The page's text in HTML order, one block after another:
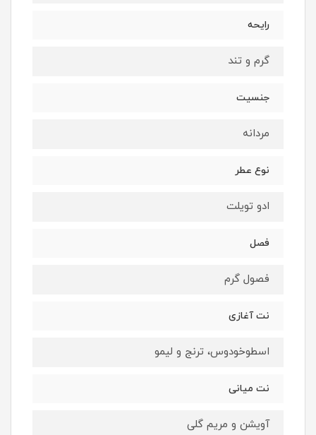
رایحه
گرم و تند
جنسیت
مردانه
نوع عطر
ادو تویلت
فصل
فصول گرم
نت آغازی
اسطوخودوس، ترنج و لیمو
نت میانی
آویشن و مریم گلی